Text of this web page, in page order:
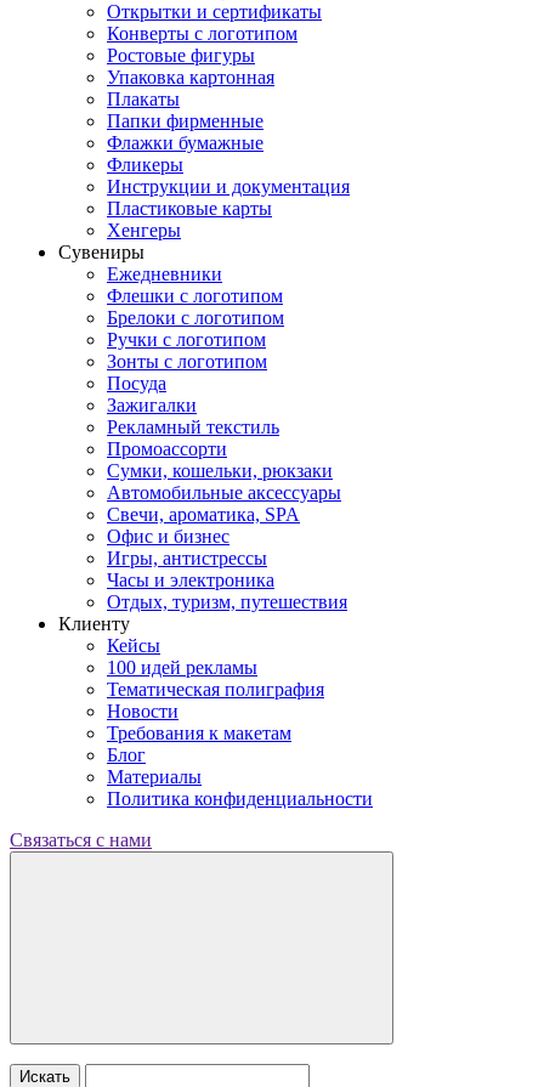
Открытки и сертификаты
Конверты с логотипом
Ростовые фигуры
Упаковка картонная
Плакаты
Папки фирменные
Флажки бумажные
Фликеры
Инструкции и документация
Пластиковые карты
Хенгеры
Сувениры
Ежедневники
Флешки с логотипом
Брелоки с логотипом
Ручки с логотипом
Зонты с логотипом
Посуда
Зажигалки
Рекламный текстиль
Промоассорти
Сумки, кошельки, рюкзаки
Автомобильные аксессуары
Свечи, ароматика, SPA
Офис и бизнес
Игры, антистрессы
Часы и электроника
Отдых, туризм, путешествия
Клиенту
Кейсы
100 идей рекламы
Тематическая полиграфия
Новости
Требования к макетам
Блог
Материалы
Политика конфиденциальности
Связаться с нами
Искать